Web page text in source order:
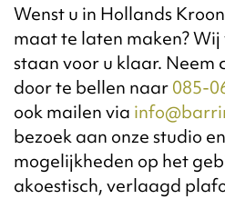
Wenst u in Hollands
maat te laten maken?
staan voor u klaar. Neem
door te bellen naar085-
ook mailen via
bezoek aan onze studio
mogelijkheden op het
akoestisch, verlaagd